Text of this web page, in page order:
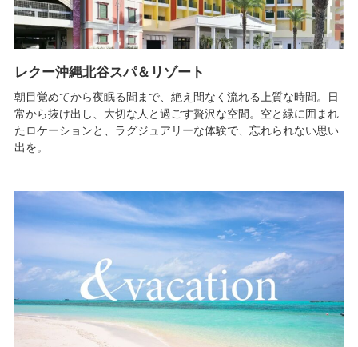
レクー沖縄北谷スパ＆リゾート
朝目覚めてから夜眠る間まで、絶え間なく流れる上質な時間。日
常から抜け出し、大切な人と過ごす贅沢な空間。空と緑に囲まれ
たロケーションと、ラグジュアリーな体験で、忘れられない思い
出を。